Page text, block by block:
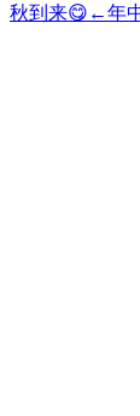
秋到来😋←年